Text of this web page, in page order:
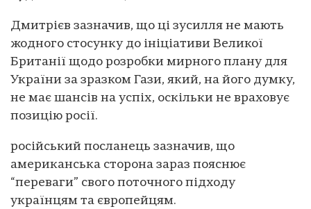
Дмитрієв зазначив, що ці зусилля не мають
жодного стосунку до ініціативи Великої
Британії щодо розробки мирного плану для
України за зразком Гази, який, на його думку,
не має шансів на успіх, оскільки не враховує
позицію росії.
російський посланець зазначив, що
американська сторона зараз пояснює
“переваги” свого поточного підходу
українцям та європейцям.